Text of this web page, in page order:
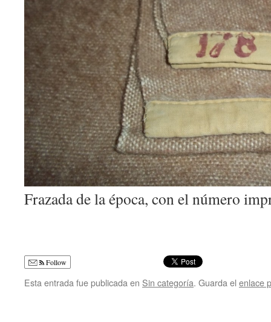
Frazada de la época, con el número
Follow
Esta entrada fue publicada en Sin categoría. Guarda el enlace